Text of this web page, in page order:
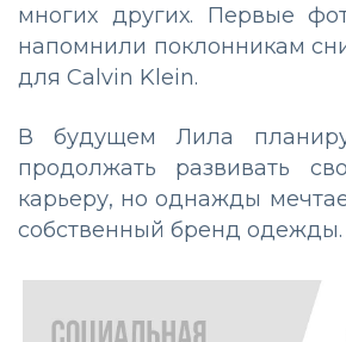
многих других. Первые
напомнили поклонникам
для Calvin Klein.
В будущем Лила
продолжать развивать
карьеру, но однажды
собственный бренд одежды.